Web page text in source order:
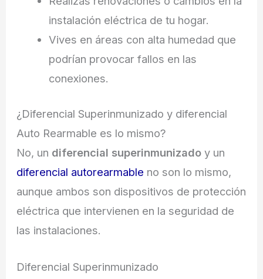
instalación eléctrica de tu hogar.
Vives en áreas con alta humedad que
podrían provocar fallos en las
conexiones.
¿Diferencial Superinmunizado y diferencial
Auto Rearmable es lo mismo?
No, un diferencial superinmunizado y un
diferencial autorearmable no son lo mismo,
aunque ambos son dispositivos de protección
eléctrica que intervienen en la seguridad de
las instalaciones.
Diferencial Superinmunizado